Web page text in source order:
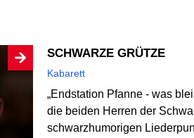
SCHWARZE GRÜTZE
Kabarett
„Endstation Pfanne - was
die beiden Herren der
schwarzhumorigen